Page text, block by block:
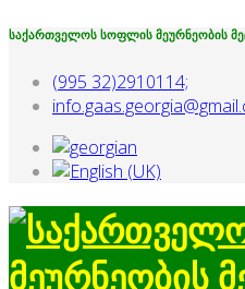
საქართველოს სოფლის მეურნეობის
(995 32)2910114;